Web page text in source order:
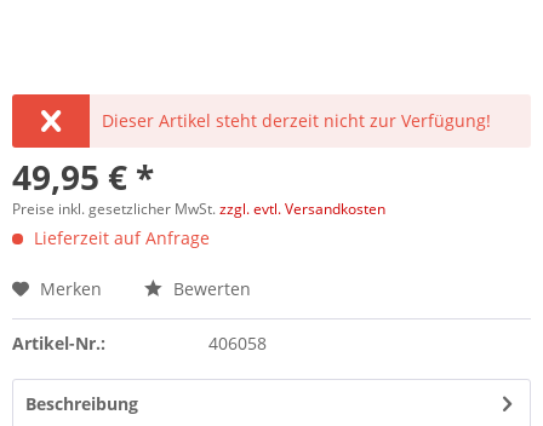
Dieser Artikel steht derzeit nicht zur Verfügung!
49,95 € *
Preise inkl. gesetzlicher MwSt.zzgl. evtl. Versandkosten
Lieferzeit auf Anfrage
Merken Bewerten
Artikel-Nr.: 406058
Beschreibung